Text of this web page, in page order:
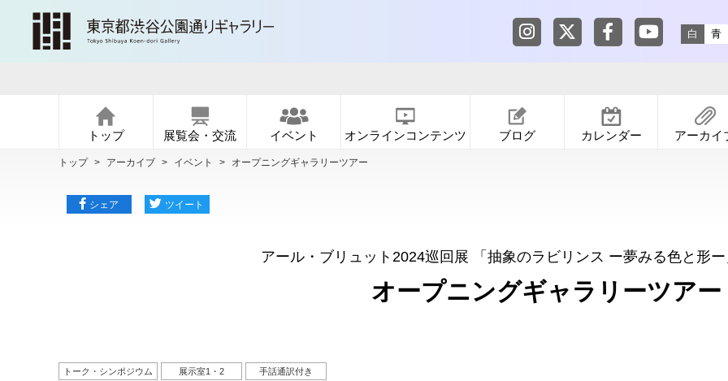
東京都渋谷公園通りギャラリ
東京都渋谷公園通りギ
東京都渋谷公園通
東京都渋谷
白 青
トップ 展覧会・交流 イベント オンラインコンテンツ ブログ カレンダー アーカイ
トップ > アーカイブ > イベント > オープニングギャラリーツアー
シェア ツイート
アール・ブリュット2024巡回展 「抽象のラビリンス ー夢みる色と形
オープニングギャラリーツアー
トーク・シンポジウム 展示室1・2 手話通訳付き